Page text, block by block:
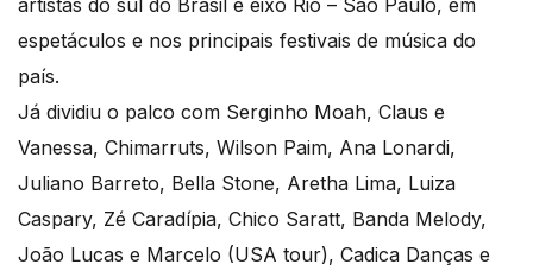
artistas do sul do Brasil e eixo Rio – São Paulo, em
espetáculos e nos principais festivais de música do
país.
Já dividiu o palco com Serginho Moah, Claus e
Vanessa, Chimarruts, Wilson Paim, Ana Lonardi,
Juliano Barreto, Bella Stone, Aretha Lima, Luiza
Caspary, Zé Caradípia, Chico Saratt, Banda Melody,
João Lucas e Marcelo (USA tour), Cadica Danças e